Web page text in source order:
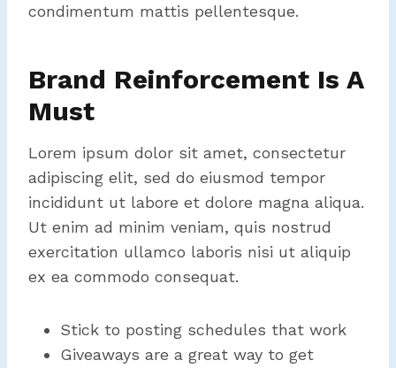
condimentum mattis pellentesque.
Brand Reinforcement Is A
Must
Lorem ipsum dolor sit amet, consectetur
adipiscing elit, sed do eiusmod tempor
incididunt ut labore et dolore magna aliqua.
Ut enim ad minim veniam, quis nostrud
exercitation ullamco laboris nisi ut aliquip
ex ea commodo consequat.
Stick to posting schedules that work
Giveaways are a great way to get